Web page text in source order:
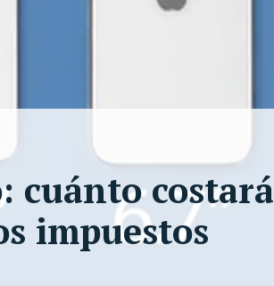
cuánto costará
impuestos